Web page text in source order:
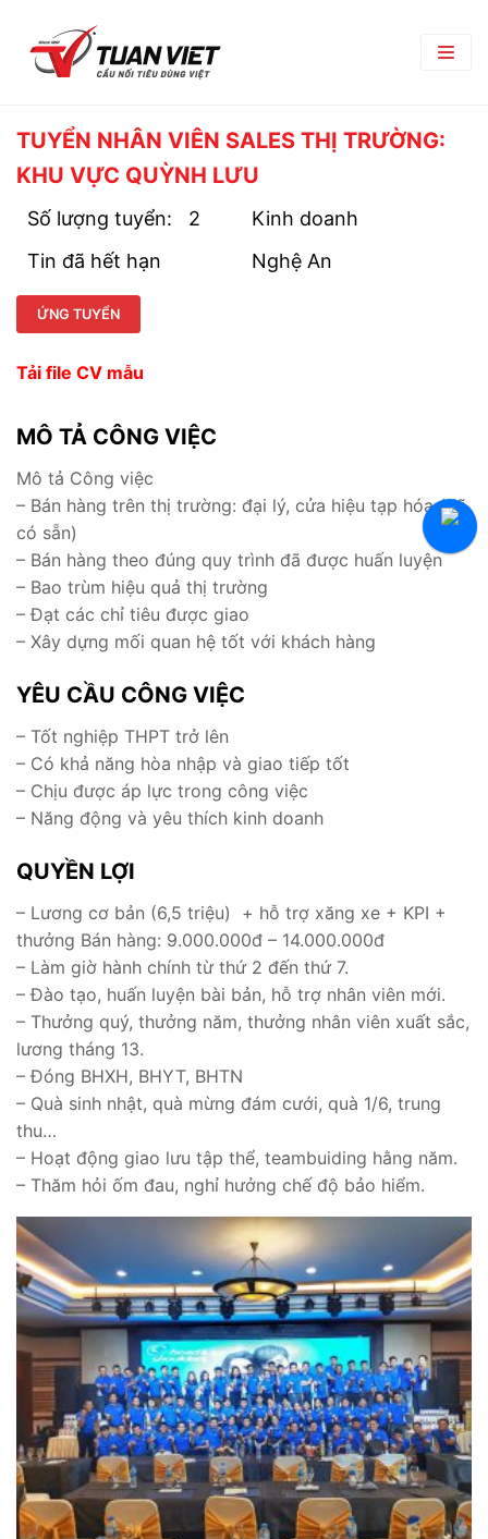
TRANG CHỦ
GIỚI THIỆU
Giới Thiệu Chung
Chi Nhánh
Phòng Ban
Đối Tác Nhà Cung Cấp
TRUNG TÂM THƯƠNG MẠI
Bản Tin Nội Bộ
Góc nghề nghiệp
TUYỂN DỤNG
Tin Tuyển Dụng
Tuyển Thực Tập Sinh
Hỏi Đáp Tuyển Dụng
LIÊN HỆ
TUYỂN NHÂN VIÊN SALES THỊ TRƯỜNG:
KHU VỰC QUỲNH LƯU
Số lượng tuyển: 2
Kinh doanh
Tin đã hết hạn
Nghệ An
ỨNG TUYỂN
Tải file CV mẫu
MÔ TẢ CÔNG VIỆC
Mô tả Công việc
– Bán hàng trên thị trường: đại lý, cửa hiệu tạp hóa (đã
có sẵn)
– Bán hàng theo đúng quy trình đã được huấn luyện
– Bao trùm hiệu quả thị trường
– Đạt các chỉ tiêu được giao
– Xây dựng mối quan hệ tốt với khách hàng
YÊU CẦU CÔNG VIỆC
– Tốt nghiệp THPT trở lên
– Có khả năng hòa nhập và giao tiếp tốt
– Chịu được áp lực trong công việc
– Năng động và yêu thích kinh doanh
QUYỀN LỢI
– Lương cơ bản (6,5 triệu) + hỗ trợ xăng xe + KPI +
thưởng Bán hàng: 9.000.000đ – 14.000.000đ
– Làm giờ hành chính từ thứ 2 đến thứ 7.
– Đào tạo, huấn luyện bài bản, hỗ trợ nhân viên mới.
– Thưởng quý, thưởng năm, thưởng nhân viên xuất sắc,
lương tháng 13.
– Đóng BHXH, BHYT, BHTN
– Quà sinh nhật, quà mừng đám cưới, quà 1/6, trung
thu…
– Hoạt động giao lưu tập thể, teambuiding hằng năm.
– Thăm hỏi ốm đau, nghỉ hưởng chế độ bảo hiểm.